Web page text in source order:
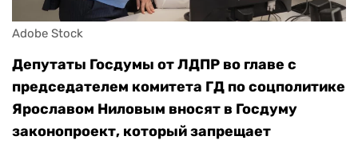
Adobe Stock
Депутаты Госдумы от ЛДПР во главе с
председателем комитета ГД по соцполитике
Ярославом Ниловым вносят в Госдуму
законопроект, который запрещает